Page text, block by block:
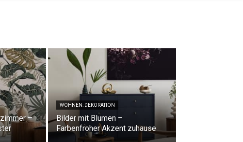
–
WOHNEN: DEKORATION
Bilder mit Blumen –
Farbenfroher Akzent zuhause